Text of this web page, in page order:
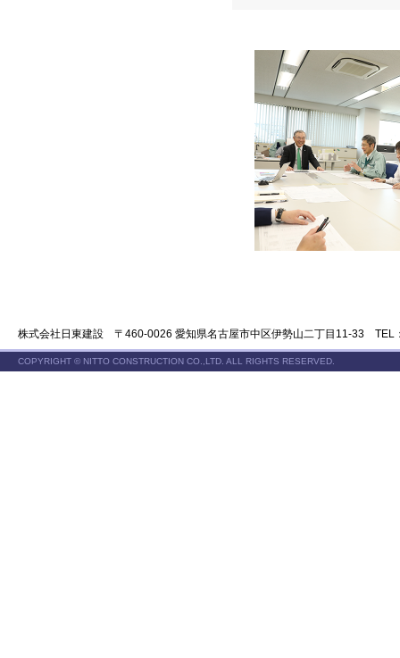
株式会社日東建設 〒460-0026 愛知県名古屋市中区伊勢山二丁目11-33
COPYRIGHT © NITTO CONSTRUCTION CO.,LTD. ALL RIGHTS RESERVED.